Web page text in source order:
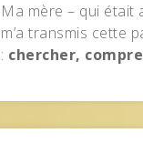
Ma mère – qui était
m’a transmis cette
: chercher,